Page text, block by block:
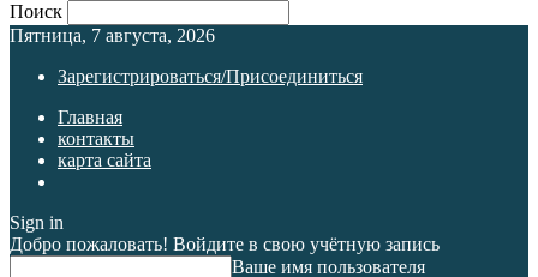
Поиск
Пятница, 7 августа, 2026
Зарегистрироваться/Присоединиться
Главная
контакты
карта сайта
Sign in
Добро пожаловать! Войдите в свою учётную запись
Ваше имя пользователя